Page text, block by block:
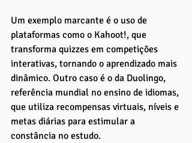
Um exemplo marcante é o uso de
plataformas como o Kahoot!, que
transforma quizzes em competições
interativas, tornando o aprendizado mais
dinâmico. Outro caso é o da Duolingo,
referência mundial no ensino de idiomas,
que utiliza recompensas virtuais, níveis e
metas diárias para estimular a
constância no estudo.